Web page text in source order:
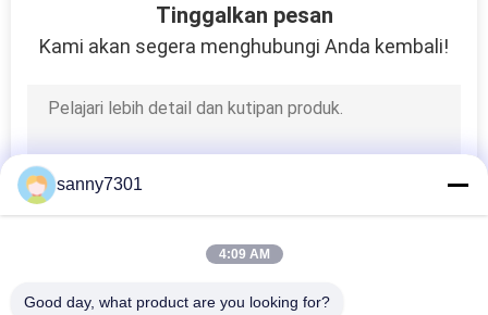
Tinggalkan pesan
Kami akan segera menghubungi Anda kembali!
sanny7301
4:09 AM
Good day, what product are you looking for?